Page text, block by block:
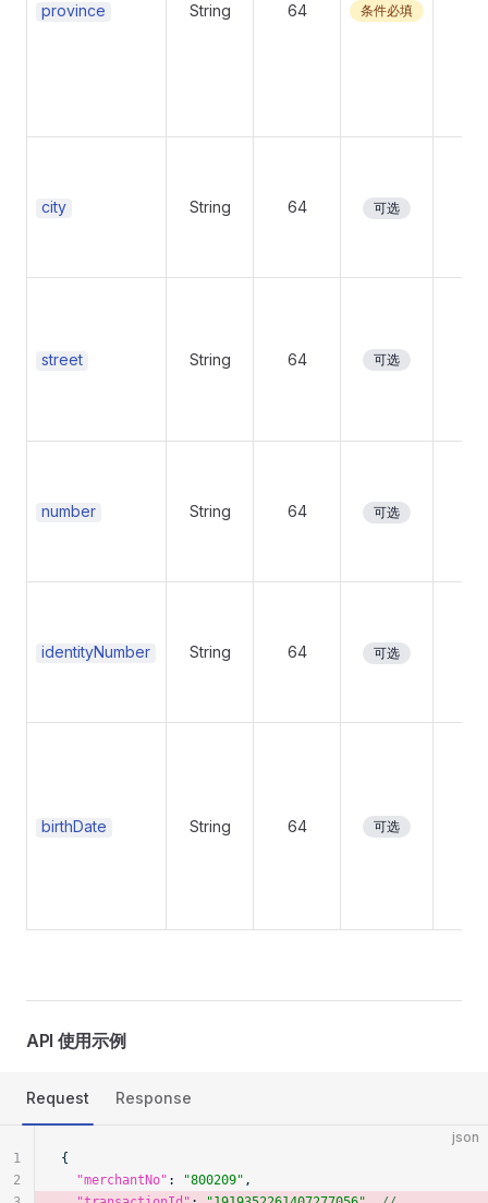
province String 64 条件必填
city String 64 可选
street String 64 可选
number String 64 可选
identityNumber String 64 可选
birthDate String 64 可选
API 使用示例
Request Response
json
{
  "merchantNo"
: "800209" ,
1
2